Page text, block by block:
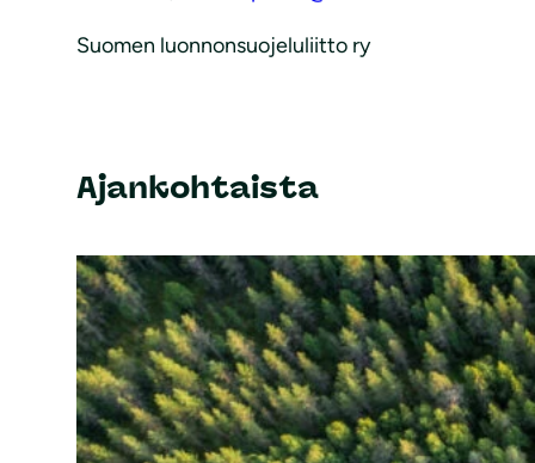
Suomen luonnonsuojeluliitto ry
Ajankohtaista